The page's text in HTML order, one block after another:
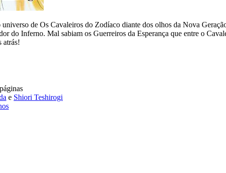
de Os Cavaleiros do Zodíaco diante dos olhos da Nova
do Inferno. Mal sabiam os Guerreiros da Esperança que entre o
atrás!
e Shiori Teshirogi